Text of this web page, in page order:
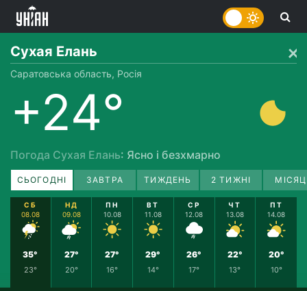
Сухая Елань
Саратовська область, Росія
+24°
Погода Сухая Елань: Ясно і безхмарно
СЬОГОДНІ ЗАВТРА ТИЖДЕНЬ 2 ТИЖНІ
СБ
08.08
35°
23°
НД
09.08
27°
20°
ПН
10.08
27°
16°
ВТ
11.08
29°
14°
СР
12.08
26°
17°
ЧТ
13.08
22°
13°
ПТ
14.08
20°
10°